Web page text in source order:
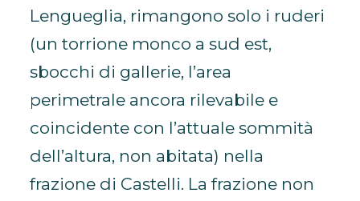
Lengueglia, rimangono solo i ruderi
(un torrione monco a sud est,
sbocchi di gallerie, l’area
perimetrale ancora rilevabile e
coincidente con l’attuale sommità
dell’altura, non abitata) nella
frazione di Castelli. La frazione non